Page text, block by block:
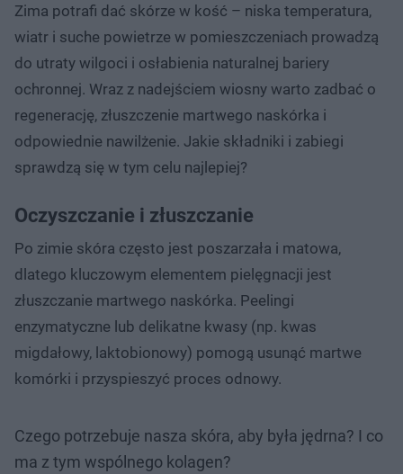
Zima potrafi dać skórze w kość – niska temperatura,
wiatr i suche powietrze w pomieszczeniach prowadzą
do utraty wilgoci i osłabienia naturalnej bariery
ochronnej. Wraz z nadejściem wiosny warto zadbać o
regenerację, złuszczenie martwego naskórka i
odpowiednie nawilżenie. Jakie składniki i zabiegi
sprawdzą się w tym celu najlepiej?
Oczyszczanie i złuszczanie
Po zimie skóra często jest poszarzała i matowa,
dlatego kluczowym elementem pielęgnacji jest
złuszczanie martwego naskórka. Peelingi
enzymatyczne lub delikatne kwasy (np. kwas
migdałowy, laktobionowy) pomogą usunąć martwe
komórki i przyspieszyć proces odnowy.
Czego potrzebuje nasza skóra, aby była jędrna? I co
ma z tym wspólnego kolagen?